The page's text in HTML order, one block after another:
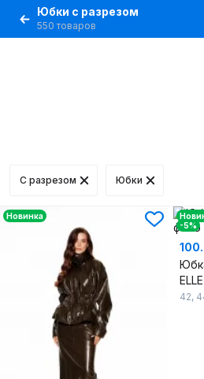
Юбки с разрезом
550 товаров
C разрезом Юбки
Новинка
-5%
42,